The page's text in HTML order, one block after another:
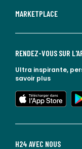
MARKETPLACE
H24 AVEC NOUS
RENDEZ-VOUS SUR
Ultra inspirante,
savoir plus
lien vers l'app store
lien vers google play